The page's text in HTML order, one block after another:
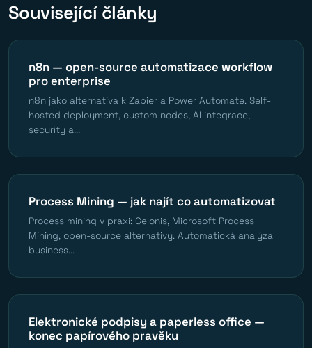
Související články
n8n — open-source automatizace workflow
pro enterprise
n8n jako alternativa k Zapier a Power Automate. Self-
hosted deployment, custom nodes, AI integrace,
security a...
Process Mining — jak najít co automatizovat
Process mining v praxi: Celonis, Microsoft Process
Mining, open-source alternativy. Automatická analýza
business...
Elektronické podpisy a paperless office —
konec papírového pravěku